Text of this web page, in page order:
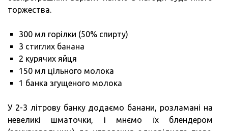
торжества.
300 мл горілки (50% спирту)
3 стиглих банана
2 курячих яйця
150 мл цільного молока
1 банка згущеного молока
У 2-3 літрову банку додаємо банани, розламані на
невеликі шматочки, і мнємо їх блендером